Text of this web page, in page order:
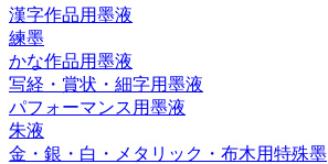
漢字作品用墨液
練墨
かな作品用墨液
写経・賞状・細字用墨液
パフォーマンス用墨液
朱液
金・銀・白・メタリック・布木用特殊墨